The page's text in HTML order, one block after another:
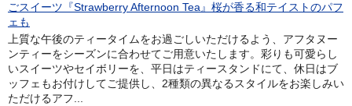
ごスイーツ『Strawberry Afternoon Tea』桜が香る和テイストのパフ
ェも
上質な午後のティータイムをお過ごしいただけるよう、アフタヌー
ンティーをシーズンに合わせてご用意いたします。彩りも可愛らし
いスイーツやセイボリーを、平日はティースタンドにて、休日はブ
ッフェもお付けしてご提供し、2種類の異なるスタイルをお楽しみい
ただけるアフ...